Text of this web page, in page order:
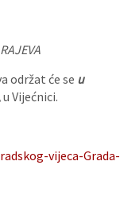
održat će se u
u Vijećnici.
vijeca-Grada-